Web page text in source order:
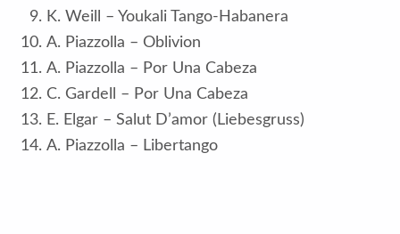
K. Weill – Youkali Tango-Habanera
A. Piazzolla – Oblivion
A. Piazzolla – Por Una Cabeza
C. Gardell – Por Una Cabeza
E. Elgar – Salut D’amor (Liebesgruss)
A. Piazzolla – Libertango